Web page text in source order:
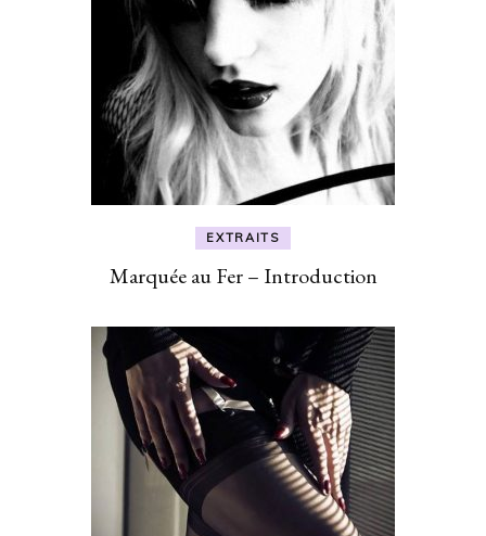
EXTRAITS
Marquée au Fer – Introduction